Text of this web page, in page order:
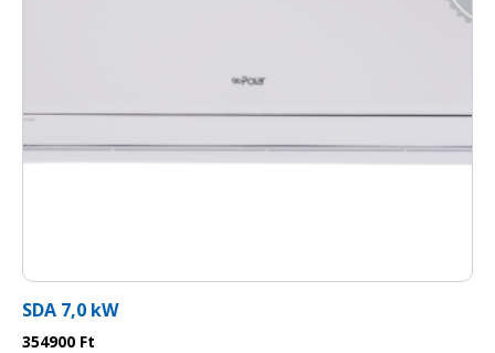
SDA 7,0 kW
354900 Ft